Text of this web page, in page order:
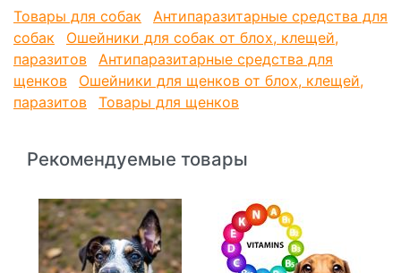
клещей до 6 месяцев, от кровососущих двукрылых
насекомых – до 5 дней.
Подробнее - см. инструкцию по применению.
Товары для собак
Антипаразитарные средства для
собак
Ошейники для собак от блох, клещей,
паразитов
Антипаразитарные средства для
щенков
Ошейники для щенков от блох, клещей,
паразитов
Товары для щенков
Рекомендуемые товары